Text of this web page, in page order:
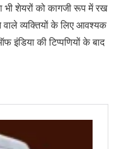
भी शेयरों को कागजी रूप में रख
व्यक्तियों के लिए आवश्यक
इंडिया की टिप्पणियों के बाद